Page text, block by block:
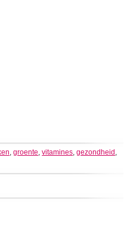
,groente,vitamines,gezondheid ,